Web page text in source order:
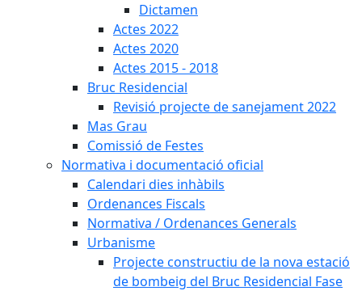
Dictamen
Actes 2022
Actes 2020
Actes 2015 - 2018
Bruc Residencial
Revisió projecte de sanejament 2022
Mas Grau
Comissió de Festes
Normativa i documentació oficial
Calendari dies inhàbils
Ordenances Fiscals
Normativa / Ordenances Generals
Urbanisme
Projecte constructiu de la nova estació
de bombeig del Bruc Residencial Fase